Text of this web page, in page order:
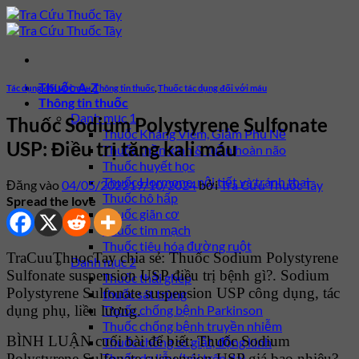
Bỏ
qua
dung
Thuốc A-Z
Thông tin thuốc
Danh mục 1
Thuốc Kháng Viêm, Giảm Phù Nề
Thuốc thần kinh & tuần hoàn não
Thuốc huyết học
Thuốc Hormone, nội tiết và tránh thai
Thuốc hô hấp
Thuốc giãn cơ
Thuốc tim mạch
Thuốc tiêu hóa đường ruột
Danh mục 2
Thuốc thải ghép
thuốc sát trùng
Thuốc chống bệnh Parkinson
Thuốc chống bệnh truyền nhiễm
Thuốc chống co giật, động kinh
Tác dụng đối với máu,Thông tin thuốc Thuốc tác dụng đối với máu
Thuốc Sodium Polystyrene Sulfonate
USP: Điều trị tăng kali máu
Đăng vào04/05/202219/10/2024bởiTra Cứu Thuốc Tây
Spread the love
TraCuuThuocTay chia sẻ: Thuốc Sodium Polystyrene
Sulfonate suspension USP điều trị bệnh gì?. Sodium
Polystyrene Sulfonate suspension USP công dụng, tác
dụng phụ, liều lượng.
BÌNH LUẬN cuối bài để biết: Thuốc Sodium